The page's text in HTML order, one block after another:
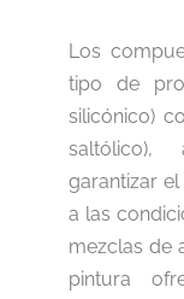
Los
tipo de
silicónico)
saltólico),
garantizar
a las
mezclas de
pintura